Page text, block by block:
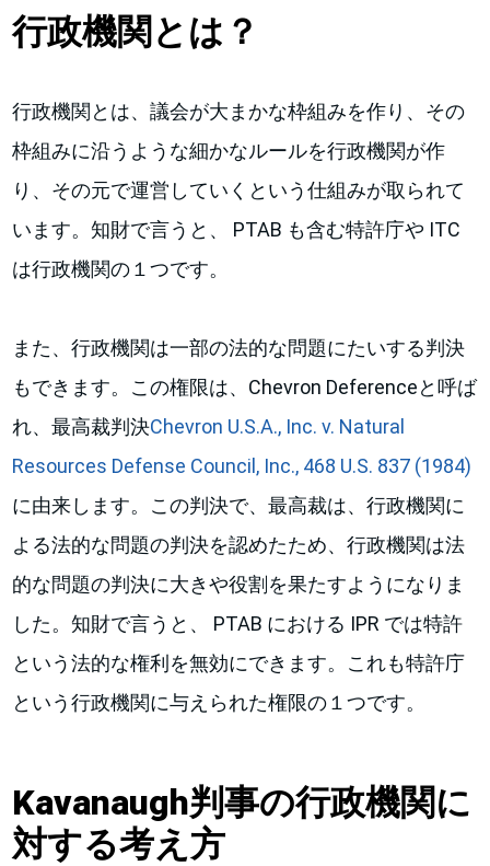
行政機関とは？
行政機関とは、議会が大まかな枠組みを作り、その
枠組みに沿うような細かなルールを行政機関が作
り、その元で運営していくという仕組みが取られて
います。知財で言うと、 PTAB も含む特許庁や ITC
は行政機関の１つです。
また、行政機関は一部の法的な問題にたいする判決
もできます。この権限は、Chevron Deferenceと呼ば
れ、最高裁判決Chevron U.S.A., Inc. v. Natural
Resources Defense Council, Inc., 468 U.S. 837 (1984)
に由来します。この判決で、最高裁は、行政機関に
よる法的な問題の判決を認めたため、行政機関は法
的な問題の判決に大きや役割を果たすようになりま
した。知財で言うと、 PTAB における IPR では特許
という法的な権利を無効にできます。これも特許庁
という行政機関に与えられた権限の１つです。
Kavanaugh判事の行政機関に
対する考え方